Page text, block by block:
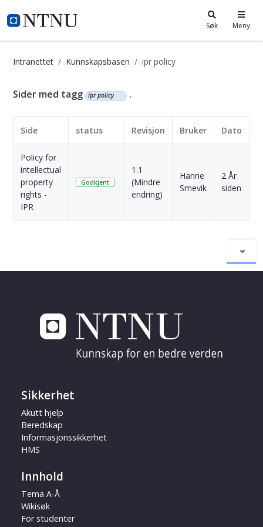
i.ntnu.no Søk Meny
Intranettet Kunnskapsbasen ipr policy
Kunnskapsbasen
Sider med tagg ipr policy .
Side status Revisjon Bruker Dato
Policy for
intellectual
property
rights -
IPR
Godkjent
1.1
(Mindre
endring)
Hanne
Smevik
2 År
siden
Sikkerhet
Akutt hjelp
Beredskap
Informasjonssikkerhet
HMS
Innhold
Tema A-Å
Wikisøk
For studenter